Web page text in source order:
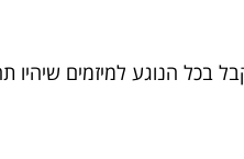
בכל הנוגע למיזמים שיהיו